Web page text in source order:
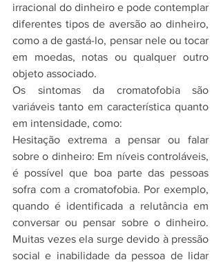
irracional do dinheiro e pode contemplar
diferentes tipos de aversão ao dinheiro,
como a de gastá-lo, pensar nele ou tocar
em moedas, notas ou qualquer outro
objeto associado.
Os sintomas da cromatofobia são
variáveis tanto em característica quanto
em intensidade, como:
Hesitação extrema a pensar ou falar
sobre o dinheiro: Em níveis controláveis,
é possível que boa parte das pessoas
sofra com a cromatofobia. Por exemplo,
quando é identificada a relutância em
conversar ou pensar sobre o dinheiro.
Muitas vezes ela surge devido à pressão
social e inabilidade da pessoa de lidar